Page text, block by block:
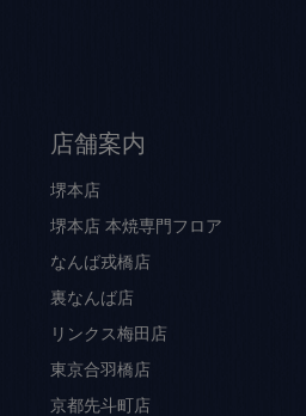
店舗案内
堺本店
堺本店 本焼専門フロア
なんば戎橋店
裏なんば店
リンクス梅田店
東京合羽橋店
京都先斗町店